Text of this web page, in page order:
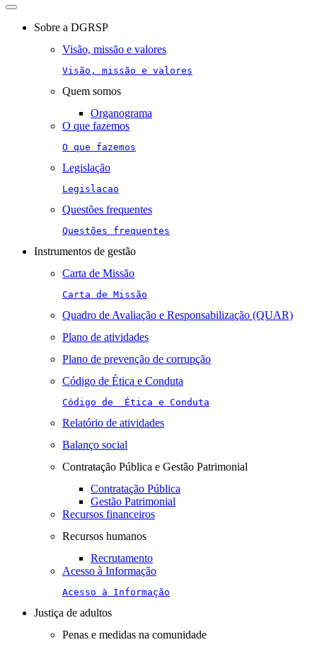
Toggle
navigationSobre a DGRSP
Visão, missão e valores
Visão, missão e valores
Quem somos
Organograma
O que fazemos
O que fazemos
Legislação
Legislacao
Questões frequentes
Questões frequentes
Instrumentos de gestão
Carta de Missão
Carta de Missão
Quadro de Avaliação e Responsabilização (QUAR)
Plano de atividades
Plano de prevenção de corrupção
Código de Ética e Conduta
Código de  Ética e Conduta
Relatório de atividades
Balanço social
Contratação Pública e Gestão Patrimonial
Contratação Pública
Gestão Patrimonial
Recursos financeiros
Recursos humanos
Recrutamento
Acesso à Informação
Acesso à Informação
Justiça de adultos
Penas e medidas na comunidade